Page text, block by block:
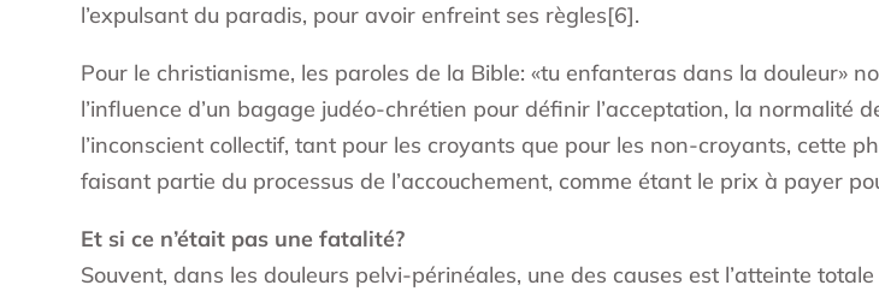
l’expulsant du paradis, pour avoir enfreint ses règles[6].
Pour le christianisme, les paroles de la Bible: «tu enfanteras dans la douleur»
l’influence d’un bagage judéo-chrétien pour définir l’acceptation, la normalité
l’inconscient collectif, tant pour les croyants que pour les non-croyants, cette
faisant partie du processus de l’accouchement, comme étant le prix à payer
Et si ce n’était pas une fatalité?
Souvent, dans les douleurs pelvi-périnéales, une des causes est l’atteinte